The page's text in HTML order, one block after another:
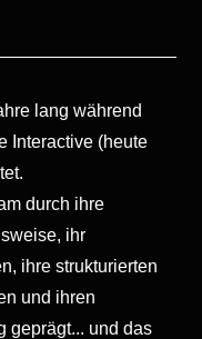
lang während
Interactive (heute
durch ihre
ihr
ihre strukturierten
und ihren
geprägt... und das